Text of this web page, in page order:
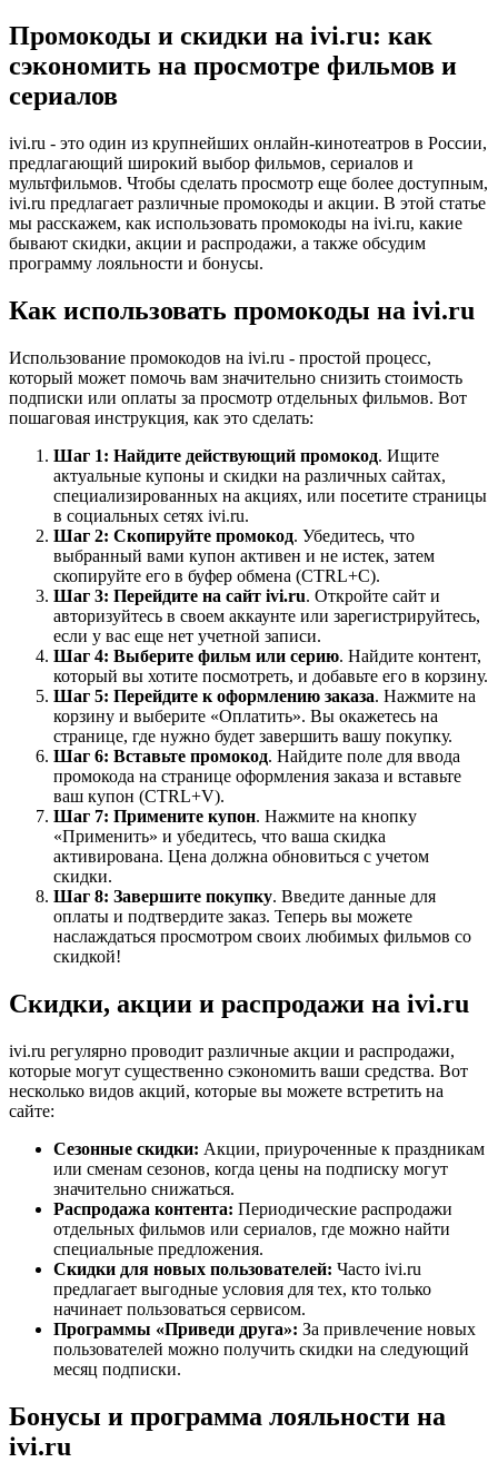
Промокоды и скидки на ivi.ru: как
сэкономить на просмотре фильмов и
сериалов
ivi.ru - это один из крупнейших онлайн-кинотеатров в России,
предлагающий широкий выбор фильмов, сериалов и
мультфильмов. Чтобы сделать просмотр еще более доступным,
ivi.ru предлагает различные промокоды и акции. В этой статье
мы расскажем, как использовать промокоды на ivi.ru, какие
бывают скидки, акции и распродажи, а также обсудим
программу лояльности и бонусы.
Как использовать промокоды на ivi.ru
Использование промокодов на ivi.ru - простой процесс,
который может помочь вам значительно снизить стоимость
подписки или оплаты за просмотр отдельных фильмов. Вот
пошаговая инструкция, как это сделать:
Шаг 1: Найдите действующий промокод. Ищите
актуальные купоны и скидки на различных сайтах,
специализированных на акциях, или посетите страницы
в социальных сетях ivi.ru.
Шаг 2: Скопируйте промокод. Убедитесь, что
выбранный вами купон активен и не истек, затем
скопируйте его в буфер обмена (CTRL+C).
Шаг 3: Перейдите на сайт ivi.ru. Откройте сайт и
авторизуйтесь в своем аккаунте или зарегистрируйтесь,
если у вас еще нет учетной записи.
Шаг 4: Выберите фильм или серию. Найдите контент,
который вы хотите посмотреть, и добавьте его в корзину.
Шаг 5: Перейдите к оформлению заказа. Нажмите на
корзину и выберите «Оплатить». Вы окажетесь на
странице, где нужно будет завершить вашу покупку.
Шаг 6: Вставьте промокод. Найдите поле для ввода
промокода на странице оформления заказа и вставьте
ваш купон (CTRL+V).
Шаг 7: Примените купон. Нажмите на кнопку
«Применить» и убедитесь, что ваша скидка
активирована. Цена должна обновиться с учетом
скидки.
Шаг 8: Завершите покупку. Введите данные для
оплаты и подтвердите заказ. Теперь вы можете
наслаждаться просмотром своих любимых фильмов со
скидкой!
Скидки, акции и распродажи на ivi.ru
ivi.ru регулярно проводит различные акции и распродажи,
которые могут существенно сэкономить ваши средства. Вот
несколько видов акций, которые вы можете встретить на
сайте:
Сезонные скидки: Акции, приуроченные к праздникам
или сменам сезонов, когда цены на подписку могут
значительно снижаться.
Распродажа контента: Периодические распродажи
отдельных фильмов или сериалов, где можно найти
специальные предложения.
Скидки для новых пользователей: Часто ivi.ru
предлагает выгодные условия для тех, кто только
начинает пользоваться сервисом.
Программы «Приведи друга»: За привлечение новых
пользователей можно получить скидки на следующий
месяц подписки.
Бонусы и программа лояльности на
ivi.ru